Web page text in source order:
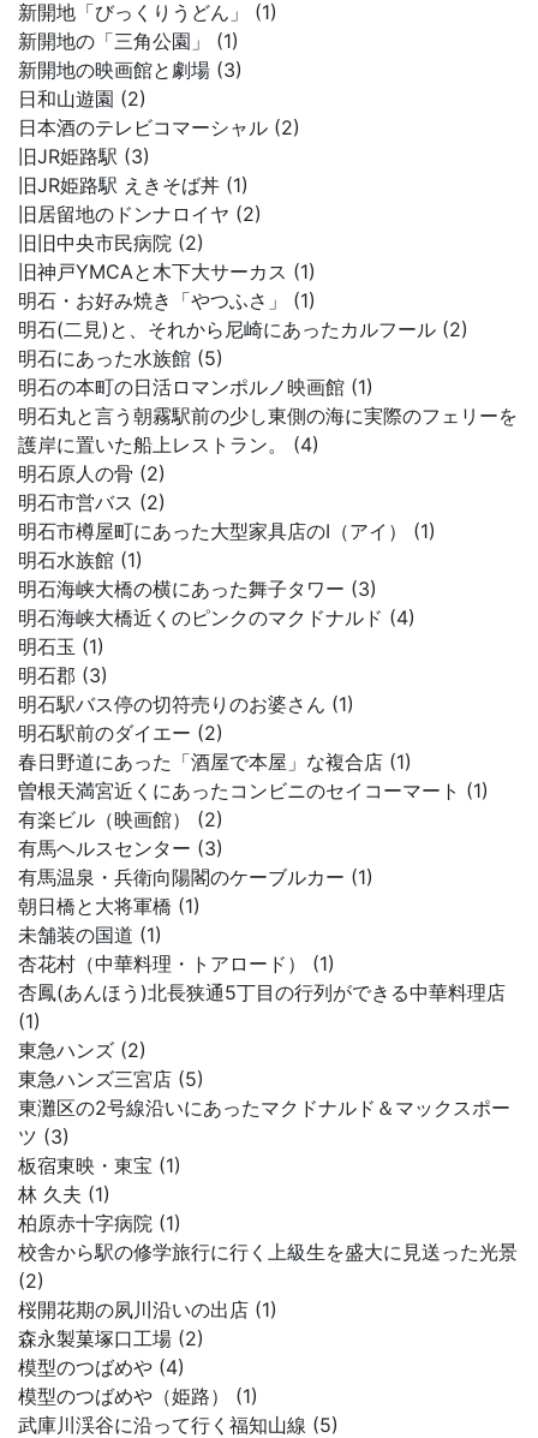
新開地「びっくりうどん」 (1)
新開地の「三角公園」 (1)
新開地の映画館と劇場 (3)
日和山遊園 (2)
日本酒のテレビコマーシャル (2)
旧JR姫路駅 (3)
旧JR姫路駅 えきそば丼 (1)
旧居留地のドンナロイヤ (2)
旧旧中央市民病院 (2)
旧神戸YMCAと木下大サーカス (1)
明石・お好み焼き「やつふさ」 (1)
明石(二見)と、それから尼崎にあったカルフール (2)
明石にあった水族館 (5)
明石の本町の日活ロマンポルノ映画館 (1)
明石丸と言う朝霧駅前の少し東側の海に実際のフェリーを
護岸に置いた船上レストラン。 (4)
明石原人の骨 (2)
明石市営バス (2)
明石市樽屋町にあった大型家具店のI（アイ） (1)
明石水族館 (1)
明石海峡大橋の横にあった舞子タワー (3)
明石海峡大橋近くのピンクのマクドナルド (4)
明石玉 (1)
明石郡 (3)
明石駅バス停の切符売りのお婆さん (1)
明石駅前のダイエー (2)
春日野道にあった「酒屋で本屋」な複合店 (1)
曽根天満宮近くにあったコンビニのセイコーマート (1)
有楽ビル（映画館） (2)
有馬ヘルスセンター (3)
有馬温泉・兵衛向陽閣のケーブルカー (1)
朝日橋と大将軍橋 (1)
未舗装の国道 (1)
杏花村（中華料理・トアロード） (1)
杏鳳(あんほう)北長狭通5丁目の行列ができる中華料理店
(1)
東急ハンズ (2)
東急ハンズ三宮店 (5)
東灘区の2号線沿いにあったマクドナルド＆マックスポー
ツ (3)
板宿東映・東宝 (1)
林 久夫 (1)
柏原赤十字病院 (1)
校舎から駅の修学旅行に行く上級生を盛大に見送った光景
(2)
桜開花期の夙川沿いの出店 (1)
森永製菓塚口工場 (2)
模型のつばめや (4)
模型のつばめや（姫路） (1)
武庫川渓谷に沿って行く福知山線 (5)